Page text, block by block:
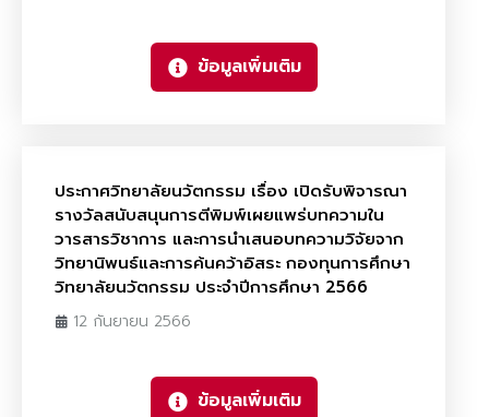
ข้อมูลเพิ่มเติม
ประกาศวิทยาลัยนวัตกรรม เรื่อง เปิดรับพิจารณา
รางวัลสนับสนุนการตีพิมพ์เผยแพร่บทความใน
วารสารวิชาการ และการนำเสนอบทความวิจัยจาก
วิทยานิพนธ์และการค้นคว้าอิสระ กองทุนการศึกษา
วิทยาลัยนวัตกรรม ประจำปีการศึกษา 2566
12 กันยายน 2566
ข้อมูลเพิ่มเติม